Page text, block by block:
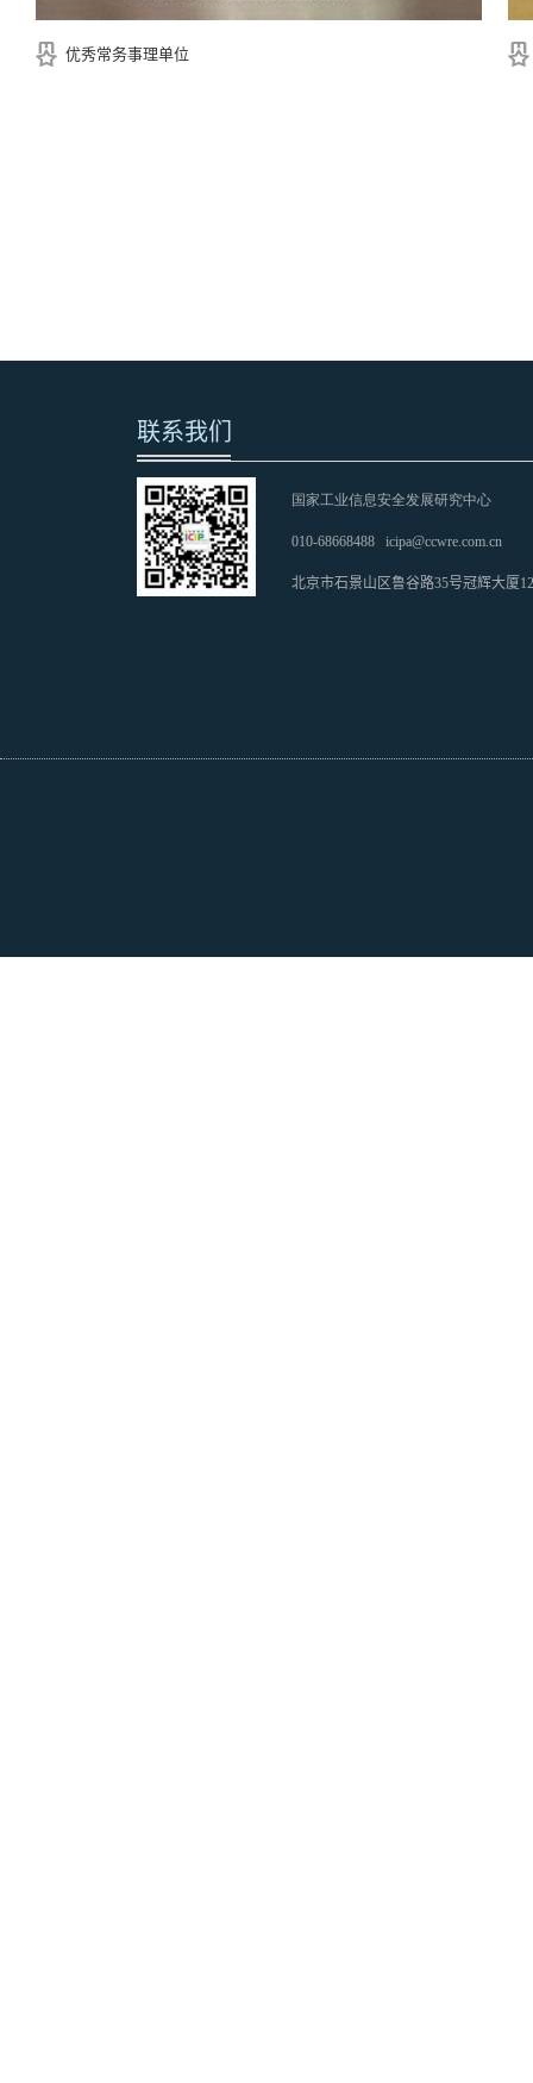
优秀常务事理单位
联系我们
国家工业信息安全发展研究中心
010-68668488 icipa@ccwre.com.cn
北京市石景山区鲁谷路35号冠辉大厦